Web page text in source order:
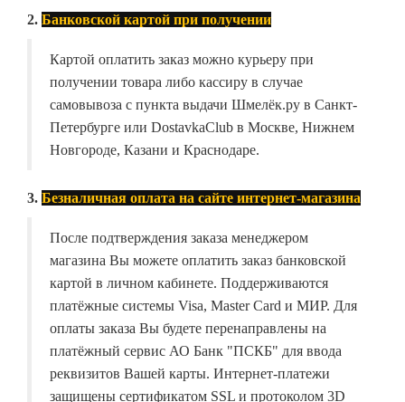
2. Банковской картой при получении
Картой оплатить заказ можно курьеру при
получении товара либо кассиру в случае
самовывоза с пункта выдачи Шмелёк.ру в Санкт-
Петербурге или DostavkaClub в Москве, Нижнем
Новгороде, Казани и Краснодаре.
3. Безналичная оплата на сайте интернет-магазина
После подтверждения заказа менеджером
магазина Вы можете оплатить заказ банковской
картой в личном кабинете. Поддерживаются
платёжные системы Visa, Master Card и МИР. Для
оплаты заказа Вы будете перенаправлены на
платёжный сервис АО Банк "ПСКБ" для ввода
реквизитов Вашей карты. Интернет-платежи
защищены сертификатом SSL и протоколом 3D